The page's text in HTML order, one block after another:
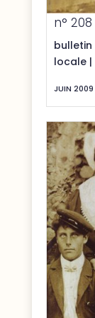
n° 208
bulletin
locale|
JUIN 2009